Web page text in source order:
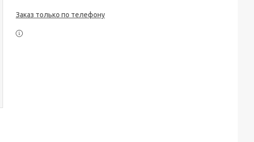
Заказ только по телефону